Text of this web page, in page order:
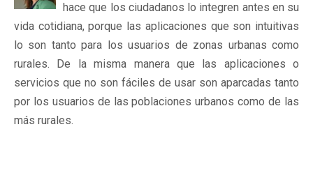
hace que los ciudadanos lo integren antes en su
vida cotidiana, porque las aplicaciones que son intuitivas
lo son tanto para los usuarios de zonas urbanas como
rurales. De la misma manera que las aplicaciones o
servicios que no son fáciles de usar son aparcadas tanto
por los usuarios de las poblaciones urbanos como de las
más rurales.